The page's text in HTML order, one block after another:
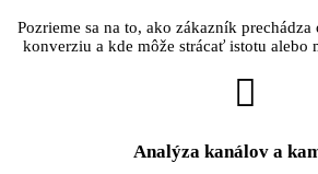
Pozrieme sa na to, ako zákazník
konverziu a kde môže strácať istotu alebo
Analýza kanálov a